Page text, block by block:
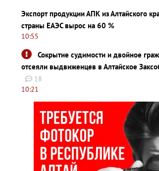
Экспорт продукции АПК из Алтайского
страны ЕАЭС вырос на 60 %
10:55
Сокрытие судимости и двойное
отсеяли выдвиженцев в Алтайское
18
10:21